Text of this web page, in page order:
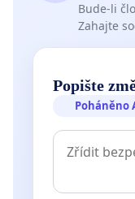
Bude-li
Zahajte
Popište
Poháněno